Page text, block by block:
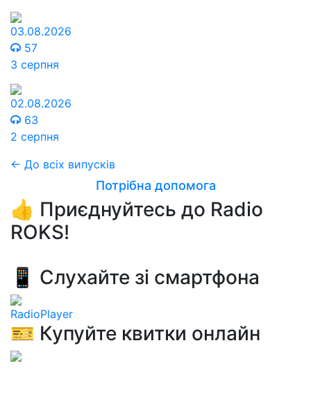
03.08.2026
57
3 серпня
02.08.2026
63
2 серпня
← До всіх випусків
Потрібна допомога
👍 Приєднуйтесь до Radio
ROKS!
📱 Слухайте зі смартфона
RadioPlayer
🎫 Купуйте квитки онлайн